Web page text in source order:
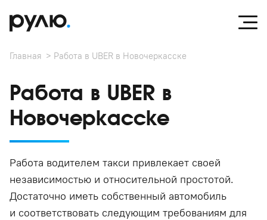
Главная Работа в UBER в Новочеркасске
Работа в UBER в
Новочеркасске
Работа водителем такси привлекает своей
независимостью и относительной простотой.
Достаточно иметь собственный автомобиль
и соответствовать следующим требованиям для